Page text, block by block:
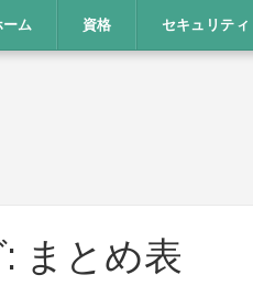
ーム 資格 セキュリティ
まとめ表